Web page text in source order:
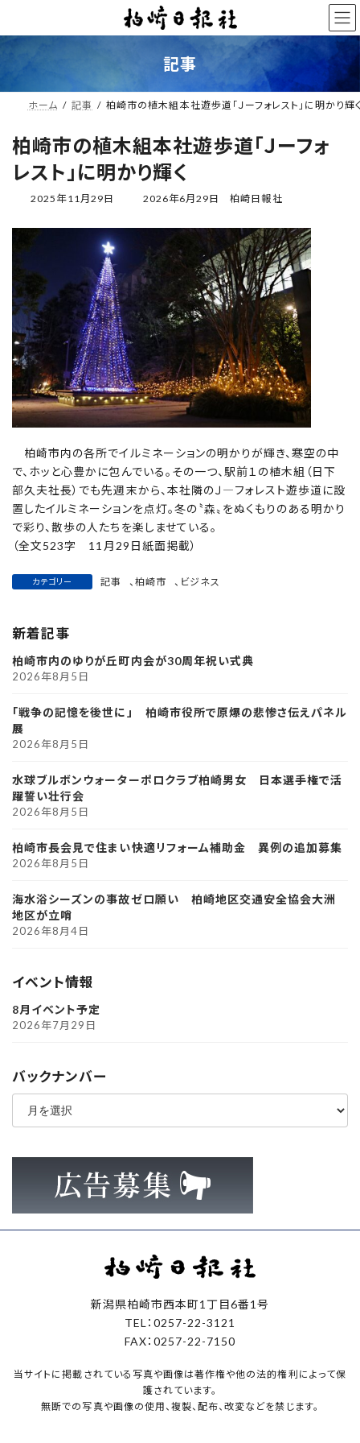
テ
ゲ
記事
ホーム 記事 柏崎市の植木組本社遊歩道「Ｊーフォレスト」に明かり輝
柏崎市の植木組本社遊歩道「Ｊーフォ
レスト」に明かり輝く
2025年11月29日
最
更
日
時
:
2026年6月29日 柏崎日報社
柏崎市内の各所でイルミネーションの明かりが輝き、寒空の中
で、ホッと心豊かに包んでいる。その一つ、駅前１の植木組（日下
部久夫社長）でも先週末から、本社隣のＪ―フォレスト遊歩道に設
置したイルミネーションを点灯。冬の〝森〟をぬくもりのある明かり
で彩り、散歩の人たちを楽しませている。
（全文523字 11月29日紙面掲載）
カテゴリー 記事 、 柏崎市 、 ビジネス
新着記事
柏崎市内のゆりが丘町内会が30周年祝い式典
2026年8月5日
「戦争の記憶を後世に」 柏崎市役所で原爆の悲惨さ伝えパネル
展
2026年8月5日
水球ブルボンウォーターポロクラブ柏崎男女 日本選手権で活
躍誓い壮行会
2026年8月5日
柏崎市長会見で住まい快適リフォーム補助金 異例の追加募集
2026年8月5日
海水浴シーズンの事故ゼロ願い 柏崎地区交通安全協会大洲
地区が立哨
2026年8月4日
イベント情報
8月イベント予定
2026年7月29日
バックナンバー
ア
カ
ブ
新潟県柏崎市西本町1丁目6番1号
TEL：0257-22-3121
FAX：0257-22-7150
当サイトに掲載されている写真や画像は著作権や他の法的権利によって保
護されています。
無断での写真や画像の使用、複製、配布、改変などを禁じます。